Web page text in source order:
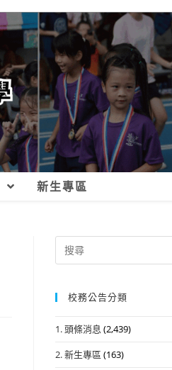
新生專區
Search
for:
校務公告分類
1. 頭條消息 (2,439)
2. 新生專區 (163)